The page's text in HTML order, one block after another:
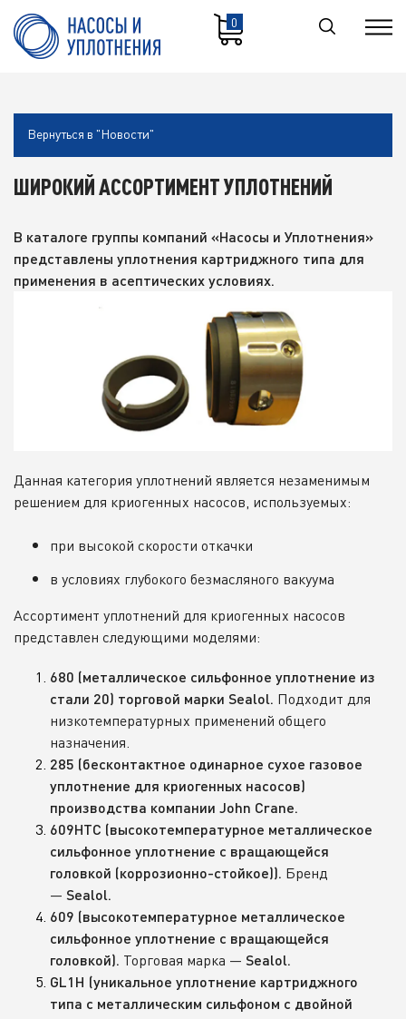
0
Вернуться в "Новости"
ШИРОКИЙ АССОРТИМЕНТ УПЛОТНЕНИЙ
В каталоге группы компаний «Насосы и Уплотнения»
представлены уплотнения картриджного типа для
применения в асептических условиях.
Данная категория уплотнений является незаменимым
решением для криогенных насосов, используемых:
при высокой скорости откачки
в условиях глубокого безмасляного вакуума
Ассортимент уплотнений для криогенных насосов
представлен следующими моделями:
680 (металлическое сильфонное уплотнение из
стали 20) торговой марки Sealol. Подходит для
низкотемпературных применений общего
назначения.
285 (бесконтактное одинарное сухое газовое
уплотнение для криогенных насосов)
производства компании John Crane.
609НТС (высокотемпературное металлическое
сильфонное уплотнение с вращающейся
головкой (коррозионно-стойкое)). Бренд
— Sealol.
609 (высокотемпературное металлическое
сильфонное уплотнение с вращающейся
головкой). Торговая марка — Sealol.
GL1H (уникальное уплотнение картриджного
типа с металлическим сильфоном с двойной